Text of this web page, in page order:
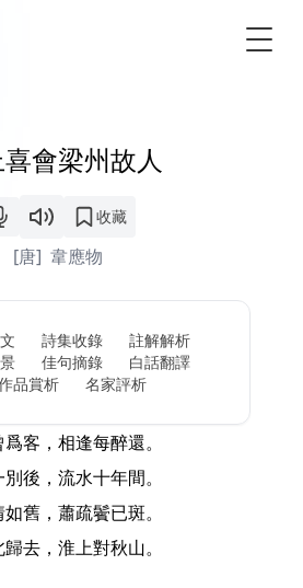
會梁州故人
收藏
[唐] 韋應物
詩集收錄
註解解析
佳句摘錄
白話翻譯
品賞析
名家評析
客，相逢每醉還。
後，流水十年間。
舊，蕭疏鬢已斑。
去，淮上對秋山。